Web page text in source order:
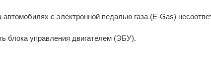
с электронной педалью газа (E-Gas)
блока управления двигателем (ЭБУ).